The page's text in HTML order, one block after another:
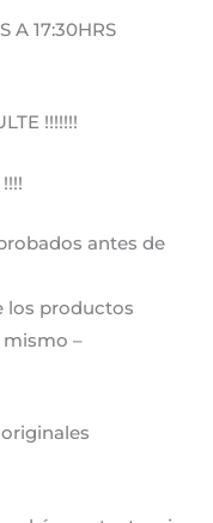
A 17:30HRS
!!!!!!!
antes de
los productos
mismo –